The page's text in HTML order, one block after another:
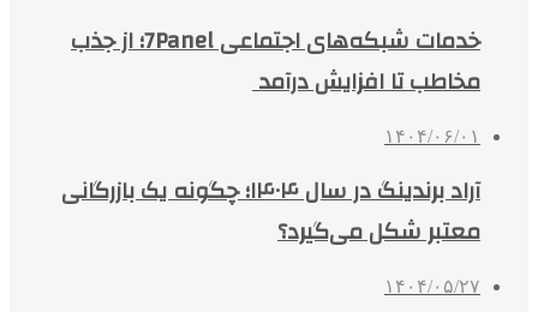
خدمات شبکه‌های اجتماعی 7Panel؛ از جذب
مخاطب تا افزایش درآمد
۱۴۰۴/۰۶/۰۱
آراد برندینگ در سال ۱۴۰۴؛ چگونه یک بازرگانی
معتبر شکل می‌گیرد؟
۱۴۰۴/۰۵/۲۷